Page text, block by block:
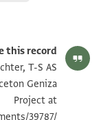
T-S AS 209.201 1v
תנאי היתר שימוש
this record:
T-S AS
Geniza
Project at
39787/